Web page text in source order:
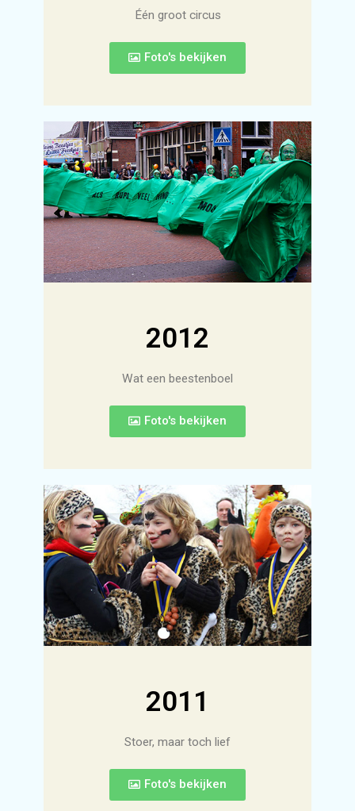
Één groot circus
Foto's bekijken
2012
Wat een beestenboel
Foto's bekijken
2011
Stoer, maar toch lief
Foto's bekijken